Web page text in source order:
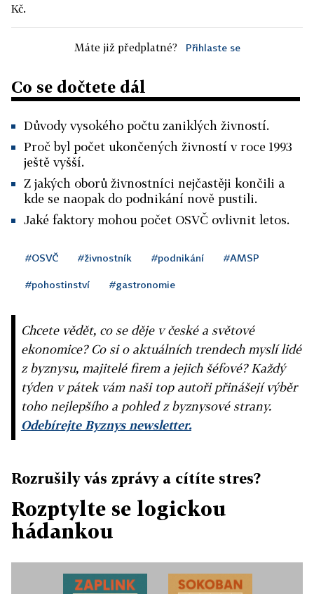
Kč.
Máte již předplatné? Přihlaste se
Co se dočtete dál
Důvody vysokého počtu zaniklých živností.
Proč byl počet ukončených živností v roce 1993
ještě vyšší.
Z jakých oborů živnostníci nejčastěji končili a
kde se naopak do podnikání nově pustili.
Jaké faktory mohou počet OSVČ ovlivnit letos.
#OSVČ #živnostník #podnikání #AMSP
#pohostinství #gastronomie
Chcete vědět, co se děje v české a světové
ekonomice? Co si o aktuálních trendech myslí lidé
z byznysu, majitelé firem a jejich šéfové? Každý
týden v pátek vám naši top autoři přinášejí výběr
toho nejlepšího a pohled z byznysové strany.
Odebírejte Byznys newsletter.
Rozrušily vás zprávy a cítíte stres?
Rozptylte se logickou
hádankou